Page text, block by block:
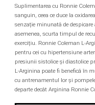
Suplimentarea cu Ronnie
sanguin, ceea ce duce la
senzație minunată de
asemenea, scurta timpul de
exercițiu. Ronnie Coleman L-
pentru cei cu hipertensiune
presiunii sistolice și diastolice
L-Arginina poate fi benefică în
cu antrenamentul lor și
departe decât Arginina Ronnie